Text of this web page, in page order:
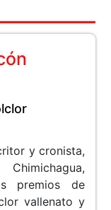
y cronista,
premios de
vallenato y